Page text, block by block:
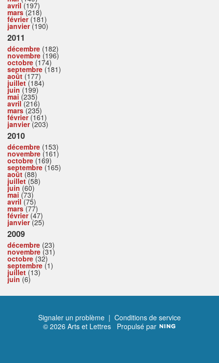
avril(197)
mars(218)
février(181)
janvier(190)
2011
décembre (182)
novembre (196)
octobre (174)
septembre (181)
août (177)
juillet(184)
juin (199)
mai (235)
avril(216)
mars(235)
février(161)
janvier(203)
2010
décembre (153)
novembre (161)
octobre (169)
septembre (165)
août (88)
juillet(58)
juin (60)
mai (73)
avril(75)
mars(77)
février(47)
janvier(25)
2009
décembre (23)
novembre (31)
octobre (32)
septembre (1)
juillet (13)
juin (6)
Signaler un problème | Conditions de service
© 2026 Arts et Lettres Propulsé par